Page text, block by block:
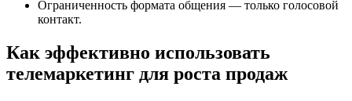
Ограниченность формата общения — только голосовой
контакт.
Как эффективно использовать
телемаркетинг для роста продаж